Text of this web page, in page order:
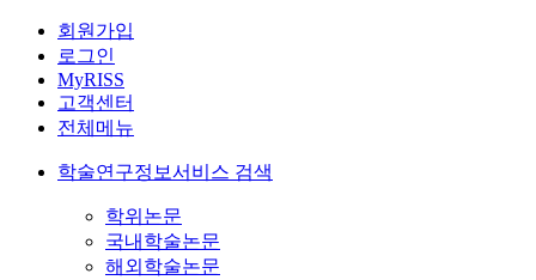
회원가입
로그인
MyRISS
고객센터
전체메뉴
학술연구정보서비스 검색
학위논문
국내학술논문
해외학술논문